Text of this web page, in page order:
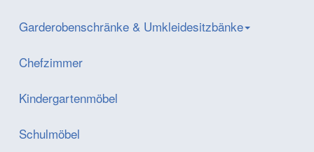
Garderobenschränke & Umkleidesitzbänke
Chefzimmer
Kindergartenmöbel
Schulmöbel